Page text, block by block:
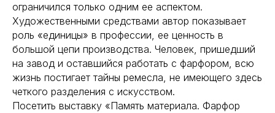
ограничился только одним ее аспектом.
Художественными средствами автор показывает
роль «единицы» в профессии, ее ценность в
большой цепи производства. Человек, пришедший
на завод и оставшийся работать с фарфором, всю
жизнь постигает тайны ремесла, не имеющего здесь
четкого разделения с искусством.
Посетить выставку «Память материала. Фарфор